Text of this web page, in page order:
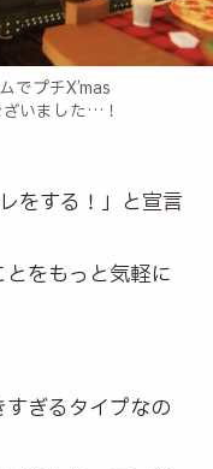
でプチX’mas
いました…！
をする！」と宣言
をもっと気軽に
ぎるタイプなの